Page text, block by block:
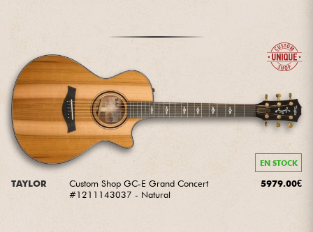
EN STOCK
TAYLOR
Custom Shop GC-E Grand Concert
#1211143037 - Natural
5979.00€